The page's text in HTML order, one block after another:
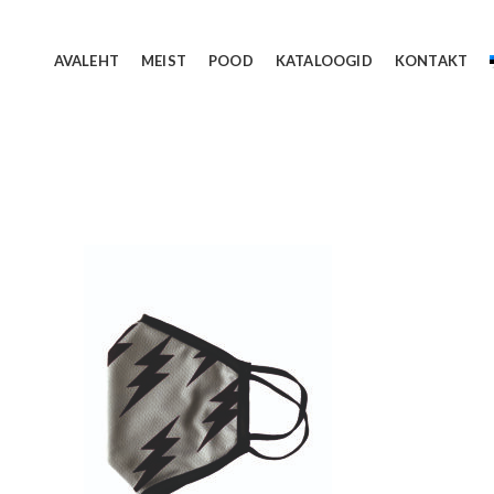
AVALEHT MEIST POOD KATALOOGID KONTAKT